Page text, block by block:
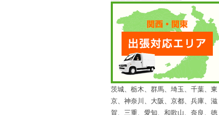
茨城、栃木、群馬、埼玉、千葉、東
京、神奈川、大阪、京都、兵庫、滋
賀、三重、愛知、和歌山、奈良、徳